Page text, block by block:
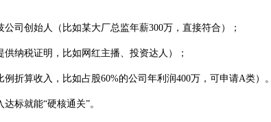
创始人（比如某大厂总监年薪300万，直接符合）；
税证明，比如网红主播、投资达人）；
算收入，比如占股60%的公司年利润400万，可申请A类）。
标就能“硬核通关”。